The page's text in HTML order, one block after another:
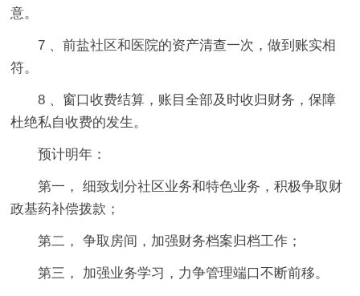
意。
7 、前盐社区和医院的资产清查一次，做到账实相
符。
8 、窗口收费结算，账目全部及时收归财务，保障
杜绝私自收费的发生。
预计明年：
第一， 细致划分社区业务和特色业务，积极争取财
政基药补偿拨款；
第二， 争取房间，加强财务档案归档工作；
第三， 加强业务学习，力争管理端口不断前移。